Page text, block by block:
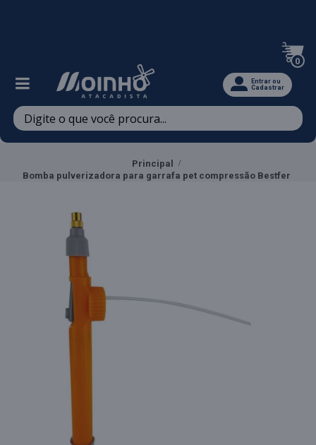
0
Entrar ou
Cadastrar
Principal
Bomba pulverizadora para garrafa pet compressão Bestfer